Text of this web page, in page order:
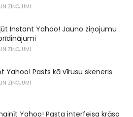
ZIŅOJUMI
Instant Yahoo! Jauno ziņojumu
ZIŅOJUMI
Yahoo! Pasts kā vīrusu skeneris
ZIŅOJUMI
Yahoo! Pasta interfeisa krāsa